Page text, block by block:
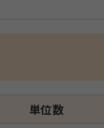
単位数